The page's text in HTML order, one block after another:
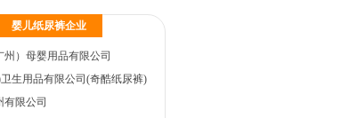
婴儿纸尿裤企业
州）母婴用品有限公司
生用品有限公司(奇酷纸尿裤)
有限公司